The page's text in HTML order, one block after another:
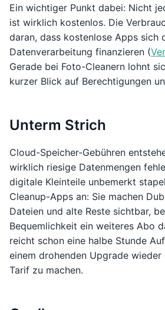
Ein wichtiger Punkt dabei: Nicht
ist wirklich kostenlos. Die
daran, dass kostenlose Apps sich
Datenverarbeitung finanzieren (
Gerade bei Foto-Cleanern lohnt
kurzer Blick auf Berechtigungen
Unterm Strich
Cloud-Speicher-Gebühren
wirklich riesige Datenmengen
digitale Kleinteile unbemerkt
Cleanup-Apps an: Sie machen
Dateien und alte Reste sichtbar,
Bequemlichkeit ein weiteres Abo
reicht schon eine halbe Stunde
einem drohenden Upgrade wieder
Tarif zu machen.